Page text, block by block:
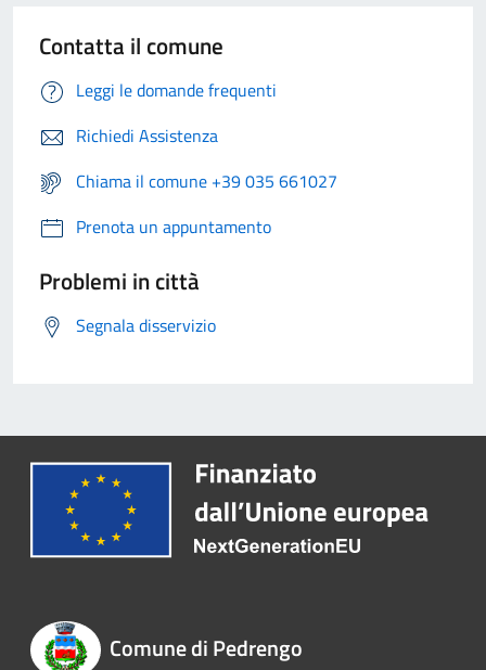
Contatta il comune
Leggi le domande frequenti
Richiedi Assistenza
Chiama il comune +39 035 661027
Prenota un appuntamento
Problemi in città
Segnala disservizio
Comune di Pedrengo